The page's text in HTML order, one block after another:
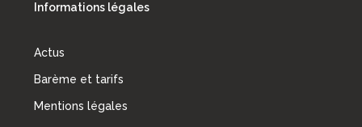
Informations légales
Actus
Barème et tarifs
Mentions légales